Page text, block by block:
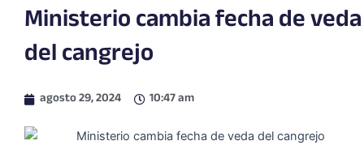
Ministerio cambia fecha de veda
del cangrejo
agosto 29, 2024 10:47 am